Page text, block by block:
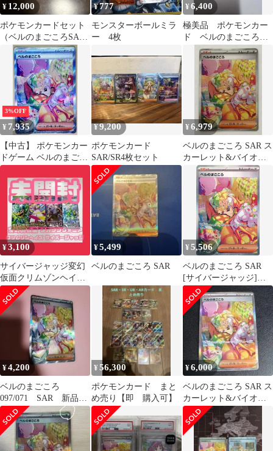
¥ 12,000
ポケモンカードセット
（ベルのまごころSAR
リザードンEX含む）
¥777
モンスターボールミラ
ー 4枚
¥6,400
極美品 ポケモンカー
ド ベルのまごころ
3%OFF
¥ 7,935
【中古】 ポケモンカー
ドゲーム ベルのまごこ
ろ SV5M SV5M 097/071
SAR
¥9,200
ポケモンカード
SAR/SR4枚セット
¥6,979
ベルのまごころ SAR ス
カーレット&バイオレ
ット 拡張パック
097/071 238/193 ポケモ
ンカード PokemonCard
¥3,100
サイバージャッジ変幻
仮面クリムゾンヘイズ
メガシンフォニアポケ
モンカード未開封4P
¥5,499
ベルのまごころ SAR
¥5,506
ベルのまごころ SAR
[サイバージャッジ]
SV5M 097/071 傷有り
ポケモンカード ポケカ
¥4,200
ベルのまごころ
097/071 SAR 新品未
使用
¥56,300
ポケモンカード まと
め売り【即 購入可】
¥6,000
ベルのまごころ SAR ス
カーレット&バイオレ
ット 拡張パック サイバ
ージャッ…